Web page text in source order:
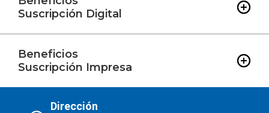
Suscripción Digital
Beneficios
Suscripción Impresa
Dirección